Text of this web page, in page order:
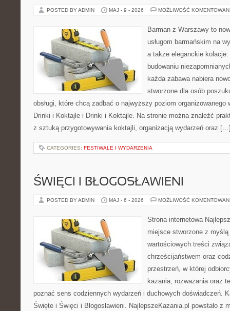
POSTED BY ADMIN MAJ - 9 - 2026 MOŻLIWOŚĆ
Barman z Warszawy to
usługom barmańskim na
a także eleganckie
budowaniu
każda zabawa nabiera
stworzone dla osób
obsługi, które chcą zadbać o najwyższy poziom organizowanego
Drinki i Koktajle i Drinki i Koktajle. Na stronie można znaleźć
z sztuką przygotowywania koktajli, organizacją wydarzeń oraz
CATEGORIES: FESTIWALE I WYDARZENIA
ŚWIĘCI I BŁOGOSŁAWIENI
POSTED BY ADMIN MAJ - 6 - 2026 MOŻLIWOŚĆ
Strona internetowa
miejsce stworzone z
wartościowych treści
chrześcijaństwem oraz
przestrzeń, w której
kazania, rozważania oraz
poznać sens codziennych wydarzeń i duchowych doświadczeń.
Święte i Święci i Błogosławieni. NajlepszeKazania.pl powstało z